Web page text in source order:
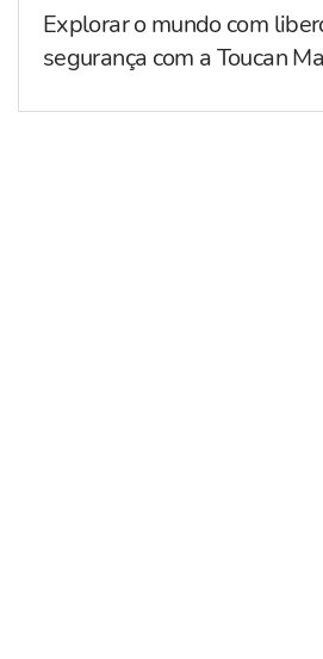
Explorar o mundo com
segurança com a Toucan